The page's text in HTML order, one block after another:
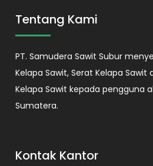
Tentang Kami
PT. Samudera Sawit Subur
Kelapa Sawit, Serat Kelapa Sawit
Kelapa Sawit kepada pengguna
Sumatera.
Kontak Kantor